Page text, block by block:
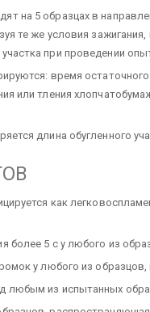
на 5 образцах в
те же условия
при проведении
время
или тления
длина обугленного
как
более 5 с у любого из
у любого из
любым из испытанных